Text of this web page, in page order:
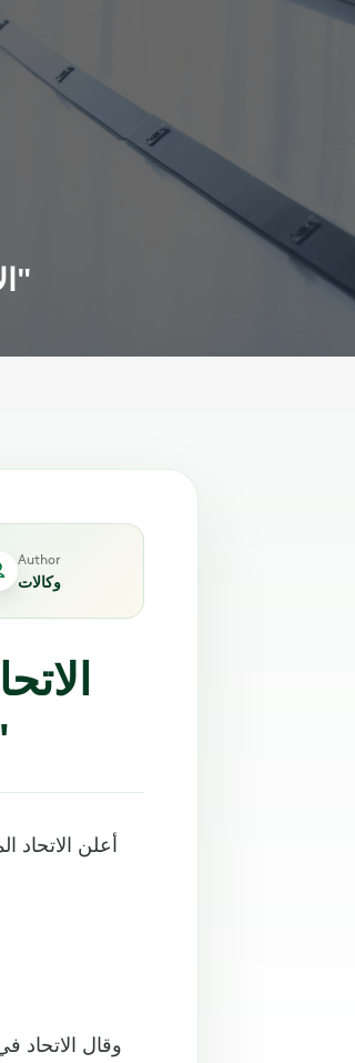
الاتحاد الموريتاني يقيل مدرب المرابطين بعد الإخفاق بالتأهل لـ"كان المغرب"
Author
وكالات
بعد
أعلن الاتحاد
وقال الاتحاد